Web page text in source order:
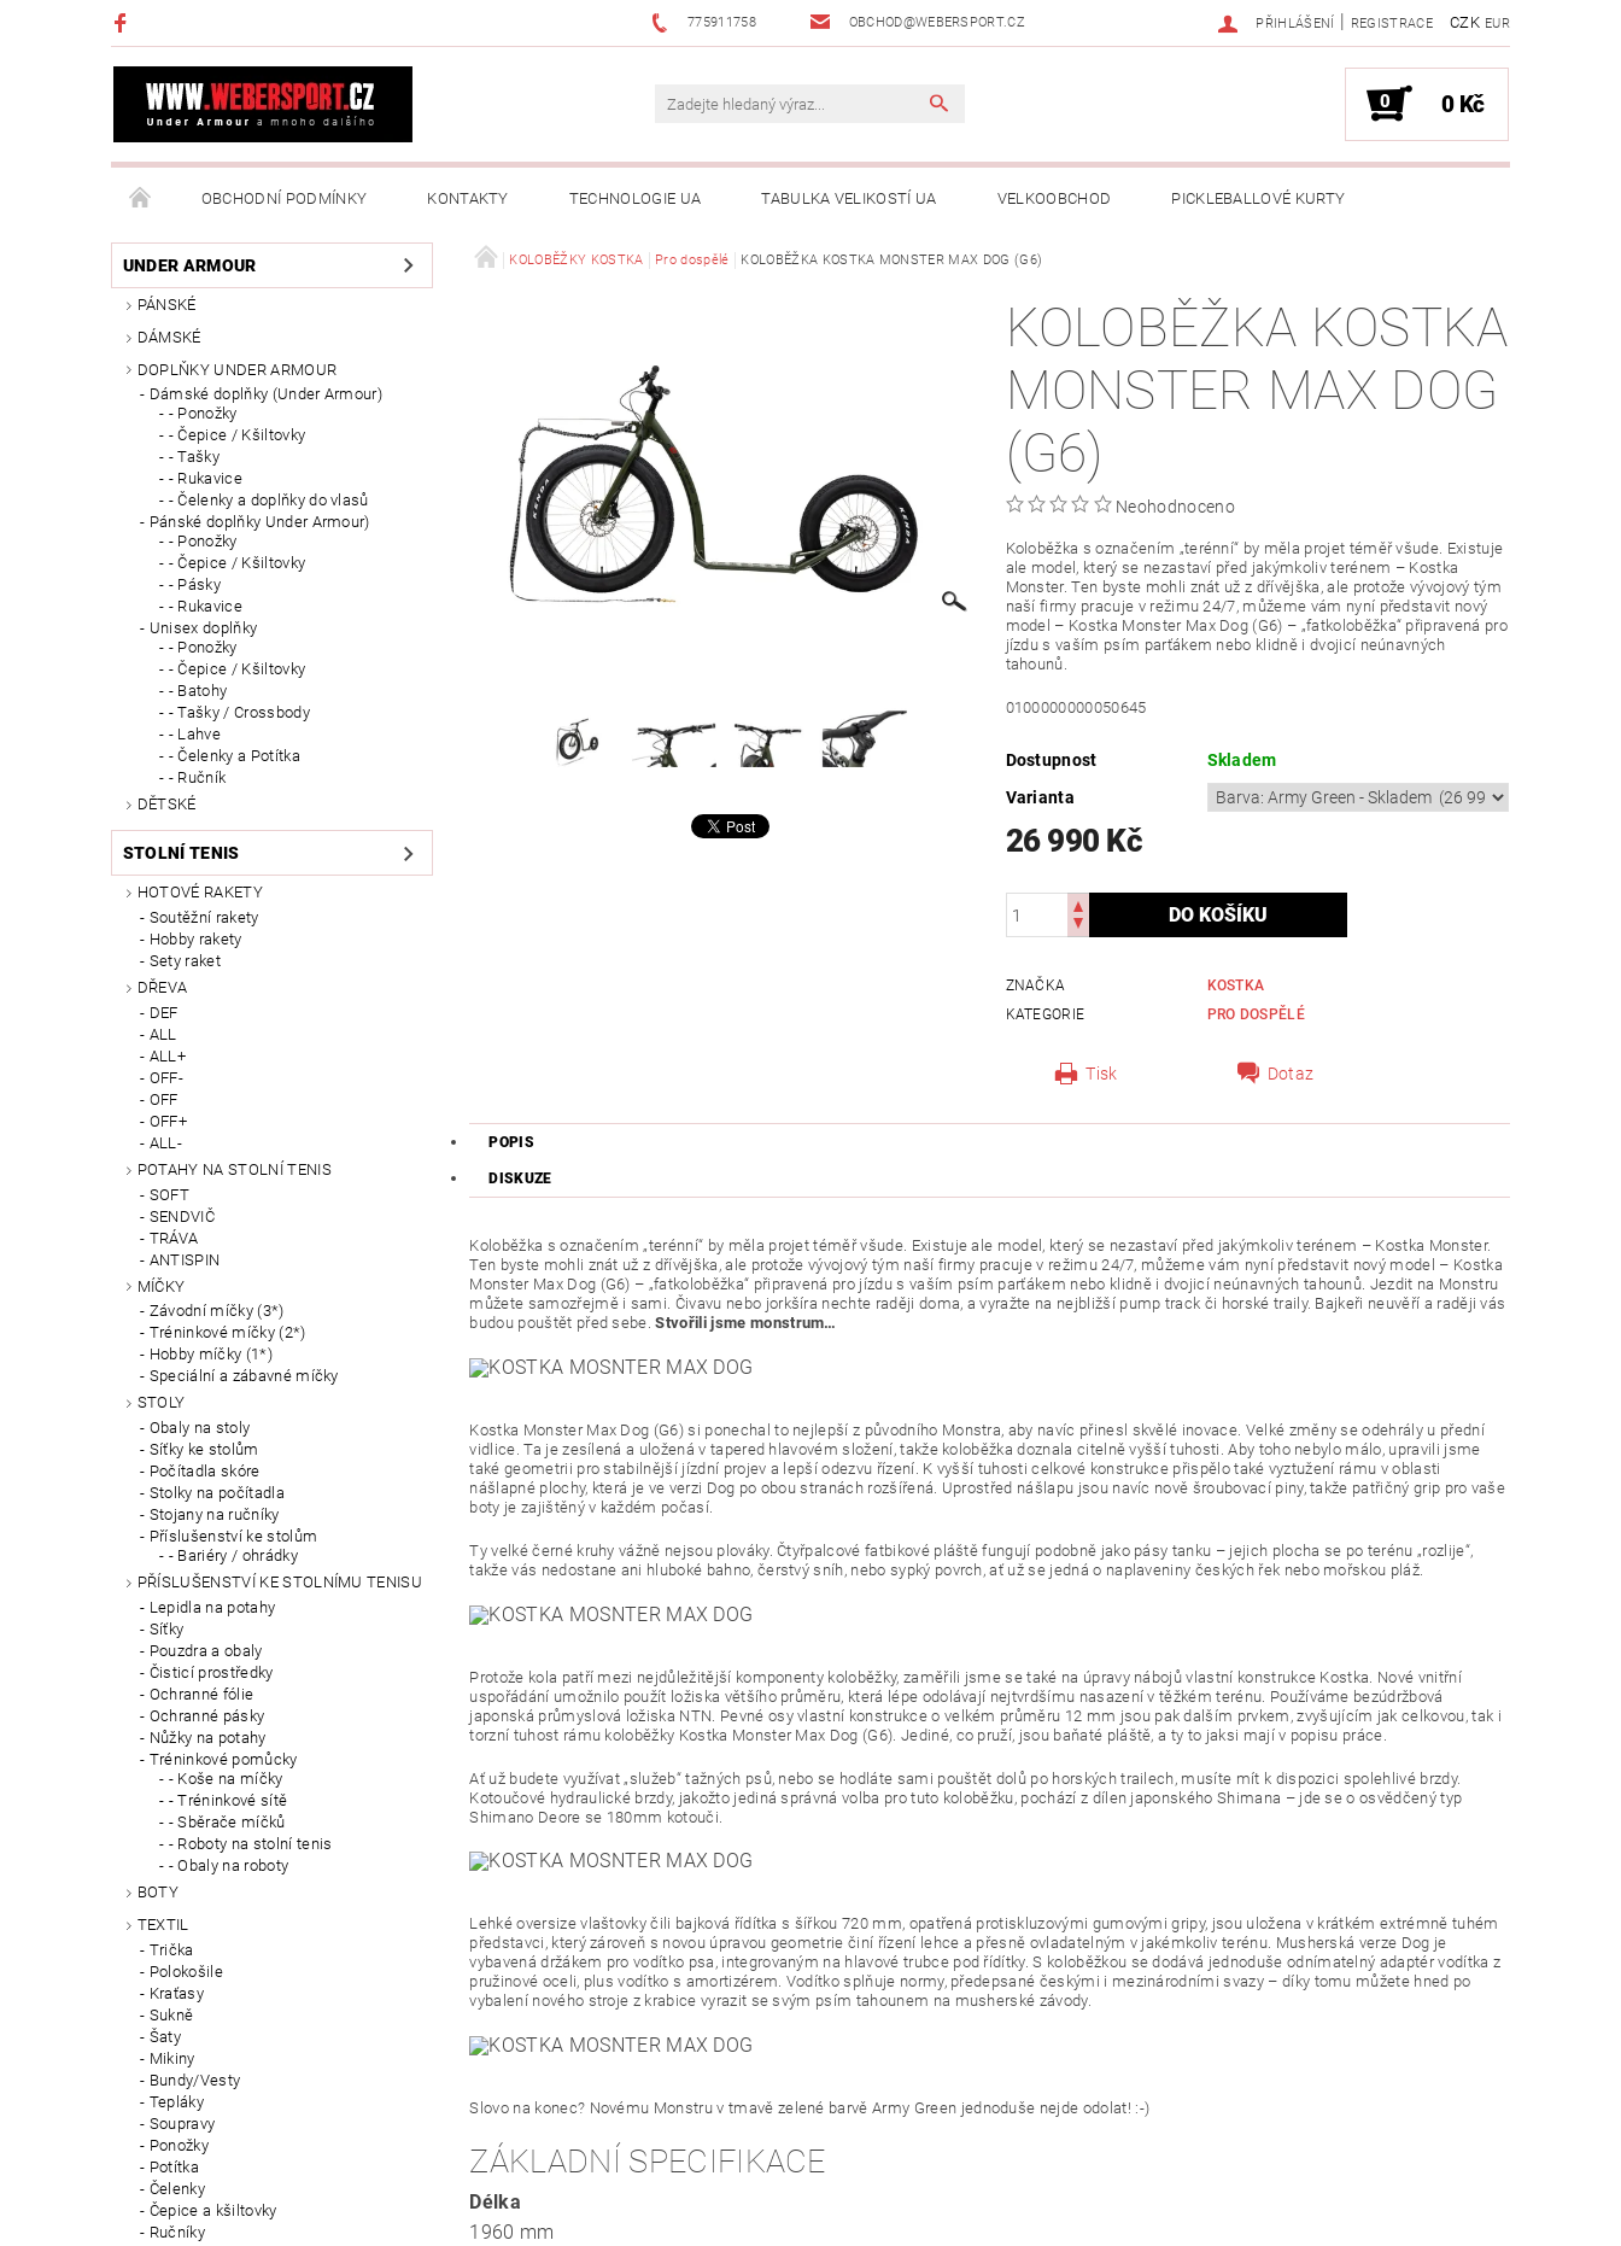
775911758 OBCHOD@WEBERSPORT.CZ CZK EUR
PŘIHLÁŠENÍ | REGISTRACE
0 0 Kč
OBCHODNÍ PODMÍNKY KONTAKTY TECHNOLOGIE UA TABULKA VELIKOSTÍ UA VELKOOBCHOD PICKLEBALLOVÉ KURTY
NAPIŠTE NÁM MOJE OBJEDNÁVKA
UNDER ARMOUR
PÁNSKÉ
DÁMSKÉ
DOPLŇKY UNDER ARMOUR
Dámské doplňky (Under Armour)
- Ponožky
- Čepice / Kšiltovky
- Tašky
- Rukavice
- Čelenky a doplňky do vlasů
Pánské doplňky Under Armour)
- Ponožky
- Čepice / Kšiltovky
- Pásky
- Rukavice
Unisex doplňky
- Ponožky
- Čepice / Kšiltovky
- Batohy
- Tašky / Crossbody
- Lahve
- Čelenky a Potítka
- Ručník
DĚTSKÉ
STOLNÍ TENIS
HOTOVÉ RAKETY
Soutěžní rakety
Hobby rakety
Sety raket
DŘEVA
DEF
ALL
ALL+
OFF-
OFF
OFF+
ALL-
POTAHY NA STOLNÍ TENIS
SOFT
SENDVIČ
TRÁVA
ANTISPIN
MÍČKY
Závodní míčky (3*)
Tréninkové míčky (2*)
Hobby míčky (1*)
Speciální a zábavné míčky
STOLY
Obaly na stoly
Síťky ke stolům
Počítadla skóre
Stolky na počítadla
Stojany na ručníky
Příslušenství ke stolům
- Bariéry / ohrádky
PŘÍSLUŠENSTVÍ KE STOLNÍMU TENISU
Lepidla na potahy
Síťky
Pouzdra a obaly
Čisticí prostředky
Ochranné fólie
Ochranné pásky
Nůžky na potahy
Tréninkové pomůcky
- Koše na míčky
- Tréninkové sítě
- Sběrače míčků
- Roboty na stolní tenis
- Obaly na roboty
BOTY
TEXTIL
Trička
Polokošile
Kraťasy
Sukně
Šaty
Mikiny
Bundy/Vesty
Tepláky
Soupravy
Ponožky
Potítka
Čelenky
Čepice a kšiltovky
Ručníky
KOLOBĚŽKY KOSTKA Pro dospělé KOLOBĚŽKA KOSTKA MONSTER MAX DOG (G6)
KOLOBĚŽKA KOSTKA
MONSTER MAX DOG
(G6)
Neohodnoceno
Koloběžka s označením „terénní“ by měla projet téměř všude. Existuje
ale model, který se nezastaví před jakýmkoliv terénem – Kostka
Monster. Ten byste mohli znát už z dřívějška, ale protože vývojový tým
naší firmy pracuje v režimu 24/7, můžeme vám nyní představit nový
model – Kostka Monster Max Dog (G6) – „fatkoloběžka“ připravená pro
jízdu s vaším psím parťákem nebo klidně i dvojicí neúnavných
tahounů.
0100000000050645
Dostupnost
Skladem
Varianta
26 990 Kč
ZNAČKA
KOSTKA
KATEGORIE
PRO DOSPĚLÉ
Tisk Dotaz
POPIS
DISKUZE
Koloběžka s označením „terénní“ by měla projet téměř všude. Existuje ale model, který se nezastaví před jakýmkoliv terénem – Kostka Monster.
Ten byste mohli znát už z dřívějška, ale protože vývojový tým naší firmy pracuje v režimu 24/7, můžeme vám nyní představit nový model – Kostka
Monster Max Dog (G6) – „fatkoloběžka“ připravená pro jízdu s vaším psím parťákem nebo klidně i dvojicí neúnavných tahounů. Jezdit na Monstru
můžete samozřejmě i sami. Čivavu nebo jorkšíra nechte raději doma, a vyražte na nejbližší pump track či horské traily. Bajkeři neuvěří a raději vás
budou pouštět před sebe. Stvořili jsme monstrum…
Kostka Monster Max Dog (G6) si ponechal to nejlepší z původního Monstra, aby navíc přinesl skvělé inovace. Velké změny se odehrály u přední
vidlice. Ta je zesílená a uložená v tapered hlavovém složení, takže koloběžka doznala citelně vyšší tuhosti. Aby toho nebylo málo, upravili jsme
také geometrii pro stabilnější jízdní projev a lepší odezvu řízení. K vyšší tuhosti celkové konstrukce přispělo také vyztužení rámu v oblasti
nášlapné plochy, která je ve verzi Dog po obou stranách rozšířená. Uprostřed nášlapu jsou navíc nově šroubovací piny, takže patřičný grip pro vaše
boty je zajištěný v každém počasí.
Ty velké černé kruhy vážně nejsou plováky. Čtyřpalcové fatbikové pláště fungují podobně jako pásy tanku – jejich plocha se po terénu „rozlije“,
takže vás nedostane ani hluboké bahno, čerstvý sníh, nebo sypký povrch, ať už se jedná o naplaveniny českých řek nebo mořskou pláž.
Protože kola patří mezi nejdůležitější komponenty koloběžky, zaměřili jsme se také na úpravy nábojů vlastní konstrukce Kostka. Nové vnitřní
uspořádání umožnilo použít ložiska většího průměru, která lépe odolávají nejtvrdšímu nasazení v těžkém terénu. Používáme bezúdržbová
japonská průmyslová ložiska NTN. Pevné osy vlastní konstrukce o velkém průměru 12 mm jsou pak dalším prvkem, zvyšujícím jak celkovou, tak i
torzní tuhost rámu koloběžky Kostka Monster Max Dog (G6). Jediné, co pruží, jsou baňaté pláště, a ty to jaksi mají v popisu práce.
Ať už budete využívat „služeb“ tažných psů, nebo se hodláte sami pouštět dolů po horských trailech, musíte mít k dispozici spolehlivé brzdy.
Kotoučové hydraulické brzdy, jakožto jediná správná volba pro tuto koloběžku, pochází z dílen japonského Shimana – jde se o osvědčený typ
Shimano Deore se 180mm kotouči.
Lehké oversize vlaštovky čili bajková řídítka s šířkou 720 mm, opatřená protiskluzovými gumovými gripy, jsou uložena v krátkém extrémně tuhém
představci, který zároveň s novou úpravou geometrie činí řízení lehce a přesně ovladatelným v jakémkoliv terénu. Musherská verze Dog je
vybavená držákem pro vodítko psa, integrovaným na hlavové trubce pod řídítky. S koloběžkou se dodává jednoduše odnímatelný adaptér vodítka z
pružinové oceli, plus vodítko s amortizérem. Vodítko splňuje normy, předepsané českými i mezinárodními svazy – díky tomu můžete hned po
vybalení nového stroje z krabice vyrazit se svým psím tahounem na musherské závody.
Slovo na konec? Novému Monstru v tmavě zelené barvě Army Green jednoduše nejde odolat! :-)
ZÁKLADNÍ SPECIFIKACE
Délka
1960 mm